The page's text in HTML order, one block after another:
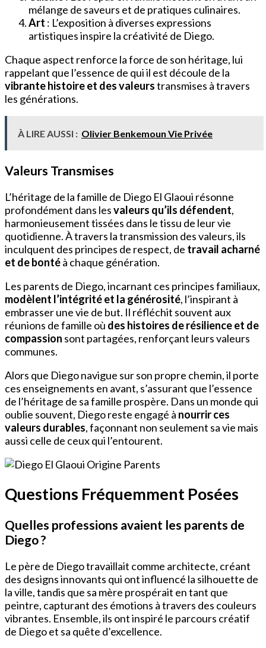
mélange de saveurs et de pratiques culinaires.
Art : L’exposition à diverses expressions
artistiques inspire la créativité de Diego.
Chaque aspect renforce la force de son héritage, lui
rappelant que l’essence de qui il est découle de la
vibrante histoire et des valeurstransmises à travers
les générations.
À LIRE AUSSI : Olivier Benkemoun Vie Privée
Valeurs Transmises
L’héritage de la famille de Diego El Glaoui résonne
profondément dans lesvaleurs qu’ils défendent,
harmonieusement tissées dans le tissu de leur vie
quotidienne. À travers la transmission des valeurs, ils
inculquent des principes de respect, de travail acharné
et de bontéà chaque génération.
Les parents de Diego, incarnant ces principes familiaux,
modèlent l’intégrité et la générosité, l’inspirant à
embrasser une vie de but. Il réfléchit souvent aux
réunions de famille où des histoires de résilience et de
compassion sont partagées, renforçant leurs valeurs
communes.
Alors que Diego navigue sur son propre chemin, il porte
ces enseignements en avant, s’assurant que l’essence
de l’héritage de sa famille prospère. Dans un monde qui
oublie souvent, Diego reste engagé à nourrir ces
valeurs durables, façonnant non seulement sa vie mais
aussi celle de ceux qui l’entourent.
Questions Fréquemment Posées
Quelles professions avaient les parents de
Diego ?
Le père de Diego travaillait comme architecte, créant
des designs innovants qui ont influencé la silhouette de
la ville, tandis que sa mère prospérait en tant que
peintre, capturant des émotions à travers des couleurs
vibrantes. Ensemble, ils ont inspiré le parcours créatif
de Diego et sa quête d’excellence.